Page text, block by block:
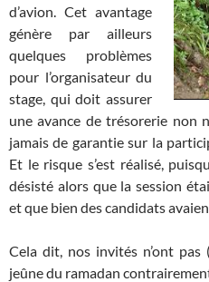
d’avion. Cet avantage
génère par ailleurs
quelques problèmes
pour l’organisateur du
stage, qui doit assurer
une avance de trésorerie non
jamais de garantie sur la
Et le risque s’est réalisé,
désisté alors que la session
et que bien des candidats
Cela dit, nos invités n’ont
jeûne du ramadan